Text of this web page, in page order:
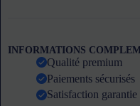
INFORMATIONS
Qualité premium
Paiements sécurisés
Satisfaction garantie